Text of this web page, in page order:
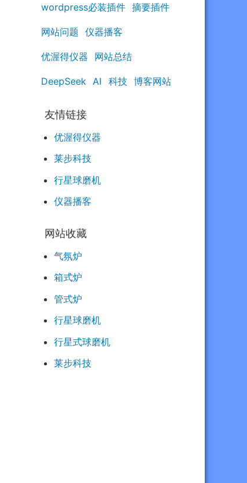
wordpress必装插件 摘要插件
网站问题 仪器播客
优渥得仪器 网站总结
DeepSeek AI 科技 博客网站
友情链接
优渥得仪器
莱步科技
行星球磨机
仪器播客
网站收藏
气氛炉
箱式炉
管式炉
行星球磨机
行星式球磨机
莱步科技